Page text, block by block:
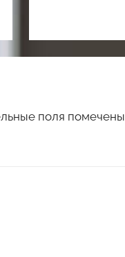
поля помечены